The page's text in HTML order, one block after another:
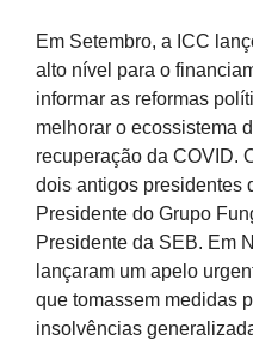
Em Setembro, a ICC
alto nível para o
informar as reformas
melhorar o ecossistema
recuperação da COVID.
dois antigos presidentes
Presidente do Grupo
Presidente da SEB. Em
lançaram um apelo
que tomassem medidas
insolvências